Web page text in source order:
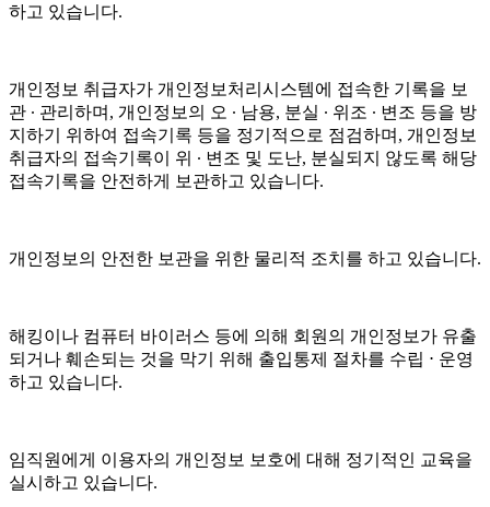
하고 있습니다.
개인정보 취급자가 개인정보처리시스템에 접속한 기록을 보
관 ∙ 관리하며, 개인정보의 오 ∙ 남용, 분실 ∙ 위조 ∙ 변조 등을 방
지하기 위하여 접속기록 등을 정기적으로 점검하며, 개인정보
취급자의 접속기록이 위 ∙ 변조 및 도난, 분실되지 않도록 해당
접속기록을 안전하게 보관하고 있습니다.
개인정보의 안전한 보관을 위한 물리적 조치를 하고 있습니다.
해킹이나 컴퓨터 바이러스 등에 의해 회원의 개인정보가 유출
되거나 훼손되는 것을 막기 위해 출입통제 절차를 수립 ⋅ 운영
하고 있습니다.
임직원에게 이용자의 개인정보 보호에 대해 정기적인 교육을
실시하고 있습니다.